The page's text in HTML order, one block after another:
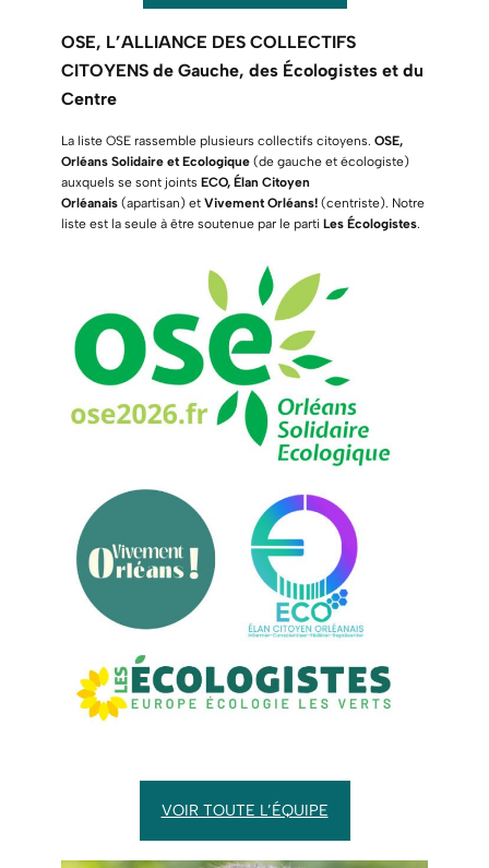
OSE, L’ALLIANCE DES COLLECTIFS
CITOYENS de Gauche, des Écologistes et du
Centre
La liste OSE rassemble plusieurs collectifs citoyens. OSE,
Orléans Solidaire et Ecologique (de gauche et écologiste)
auxquels se sont joints ECO, Élan Citoyen
Orléanais (apartisan) et Vivement Orléans! (centriste). Notre
liste est la seule à être soutenue par le parti Les Écologistes.
VOIR TOUTE L’ÉQUIPE